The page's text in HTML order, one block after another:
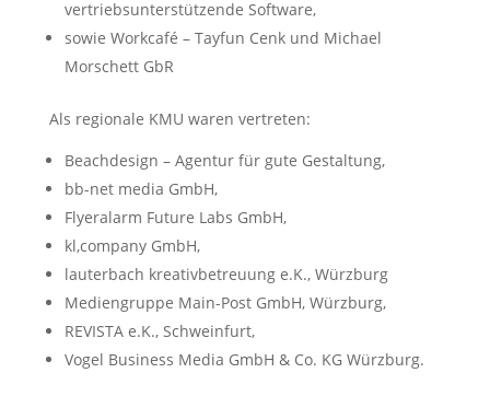
vertriebsunterstützende Software,
sowie Workcafé – Tayfun Cenk und Michael
Morschett GbR
Als regionale KMU waren vertreten:
Beachdesign – Agentur für gute Gestaltung,
bb-net media GmbH,
Flyeralarm Future Labs GmbH,
kl,company GmbH,
lauterbach kreativbetreuung e.K., Würzburg
Mediengruppe Main-Post GmbH, Würzburg,
REVISTA e.K., Schweinfurt,
Vogel Business Media GmbH & Co. KG Würzburg.